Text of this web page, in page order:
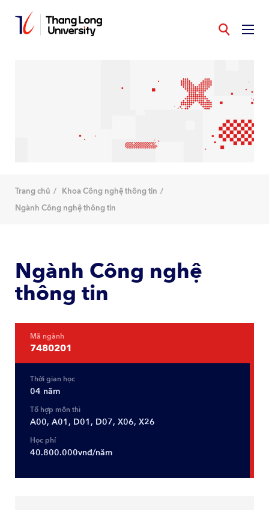
Trang chủ
Khoa Công nghệ thông tin
Ngành Công nghệ thông tin
Ngành Công nghệ
thông tin
Mã ngành
7480201
Thời gian học
04 năm
Tổ hợp môn thi
A00, A01, D01, D07, X06, X26
Học phí
40.800.000vnđ/năm